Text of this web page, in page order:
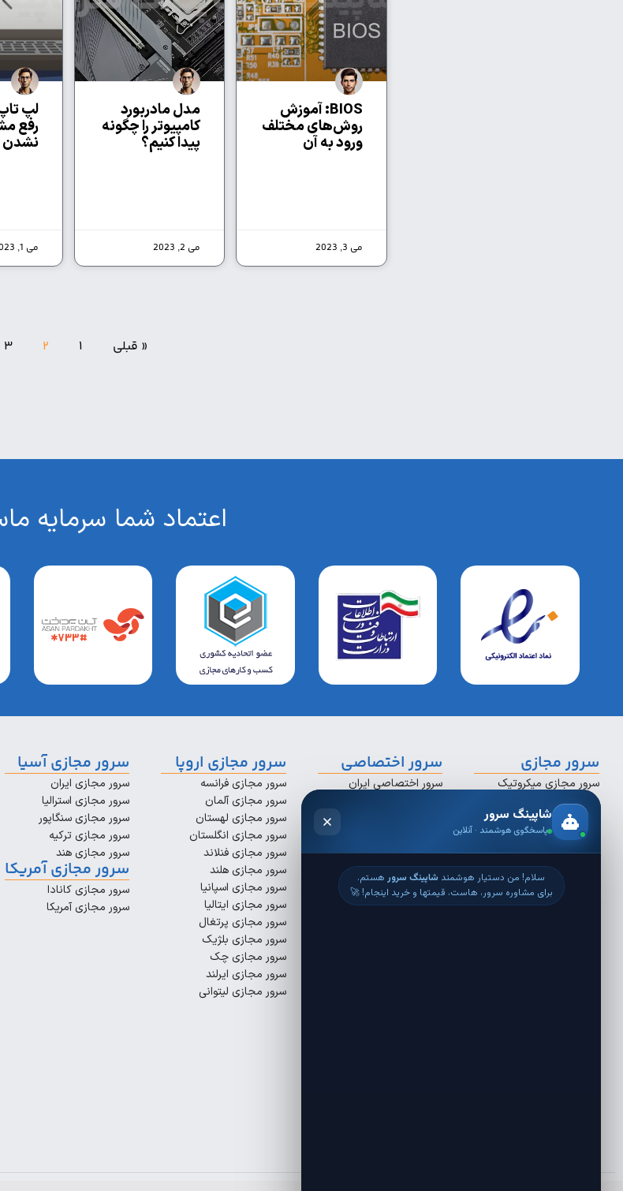
BIOS: آموزش
روش‌های مختلف
ورود به آن
می 3, 2023
مدل مادربورد
کامپیوتر را چگونه
پیدا کنیم؟
می 2, 2023
لپ
رفع
نشدن
می 1, 2023
« قبلی 1
2
3
اعتماد شما سرمایه
سرور مجازی
سرور مجازی میکروتیک
سرور مجازی لینوکس
سرور مجازی ویندوز
سرور مجازی ترید
سرور مجازی فارکس
سرور مجازی اقتصادی
سرور اختصاصی
سرور اختصاصی ایران
سرور اختصاصی فرانسه
سرور اختصاصی آلمان
سرور اختصاصی انگلستان
سرور اختصاصی کانادا
سرور مجازی اروپا
سرور مجازی فرانسه
سرور مجازی آلمان
سرور مجازی لهستان
سرور مجازی انگلستان
سرور مجازی فنلاند
سرور مجازی هلند
سرور مجازی اسپانیا
سرور مجازی ایتالیا
سرور مجازی پرتغال
سرور مجازی بلژیک
سرور مجازی چک
سرور مجازی ایرلند
سرور مجازی لیتوانی
سرور مجازی آسیا
سرور مجازی ایران
سرور مجازی استرالیا
سرور مجازی سنگاپور
سرور مجازی ترکیه
سرور مجازی هند
سرور مجازی آمریکا
سرور مجازی کانادا
سرور مجازی آمریکا